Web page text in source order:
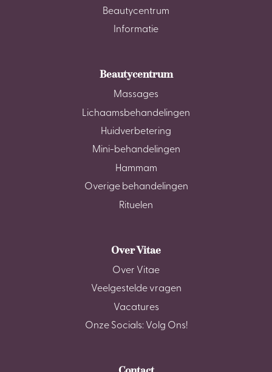
Beautycentrum
Informatie
Beautycentrum
Massages
Lichaamsbehandelingen
Huidverbetering
Mini-behandelingen
Hammam
Overige behandelingen
Rituelen
Over Vitae
Over Vitae
Veelgestelde vragen
Vacatures
Onze Socials: Volg Ons!